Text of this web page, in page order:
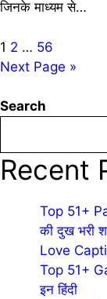
जिनके माध्यम से…
Posts
1 2 … 56
Next Page »
Search
Recent
Top 51+
की दुख भरी
Love
Top 51+
इन हिंदी